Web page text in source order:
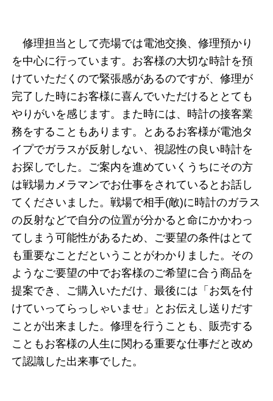
修理担当として売場では電池交換、修理預かり
を中心に行っています。お客様の大切な時計を預
けていただくので緊張感があるのですが、修理が
完了した時にお客様に喜んでいただけるととても
やりがいを感じます。また時には、時計の接客業
務をすることもあります。とあるお客様が電池タ
イプでガラスが反射しない、視認性の良い時計を
お探しでした。ご案内を進めていくうちにその方
は戦場カメラマンでお仕事をされているとお話し
てくださいました。戦場で相手(敵)に時計のガラス
の反射などで自分の位置が分かると命にかかわっ
てしまう可能性があるため、ご要望の条件はとて
も重要なことだということがわかりました。その
ようなご要望の中でお客様のご希望に合う商品を
提案でき、ご購入いただけ、最後には「お気を付
けていってらっしゃいませ」とお伝えし送りだす
ことが出来ました。修理を行うことも、販売する
こともお客様の人生に関わる重要な仕事だと改め
て認識した出来事でした。